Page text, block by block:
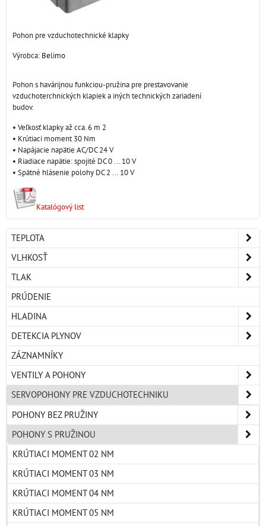
Pohon pre vzduchotechnické klapky
Výrobca: Belimo
Pohon s havárijnou funkciou-pružina pre prestavovanie
vzduchoterchnických klapiek a iných technických zariadení
budov.
• Veľkosť klapky až cca. 6 m 2
• Krútiaci moment 30 Nm
• Napájacie napätie AC/DC 24 V
• Riadiace napätie: spojité DC 0 ... 10 V
• Spätné hlásenie polohy DC 2 ... 10 V
Katalógový list
TEPLOTA
VLHKOSŤ
TLAK
PRÚDENIE
HLADINA
DETEKCIA PLYNOV
ZÁZNAMNÍKY
VENTILY A POHONY
SERVOPOHONY PRE VZDUCHOTECHNIKU
POHONY BEZ PRUŽINY
POHONY S PRUŽINOU
KRÚTIACI MOMENT 02 NM
KRÚTIACI MOMENT 03 NM
KRÚTIACI MOMENT 04 NM
KRÚTIACI MOMENT 05 NM